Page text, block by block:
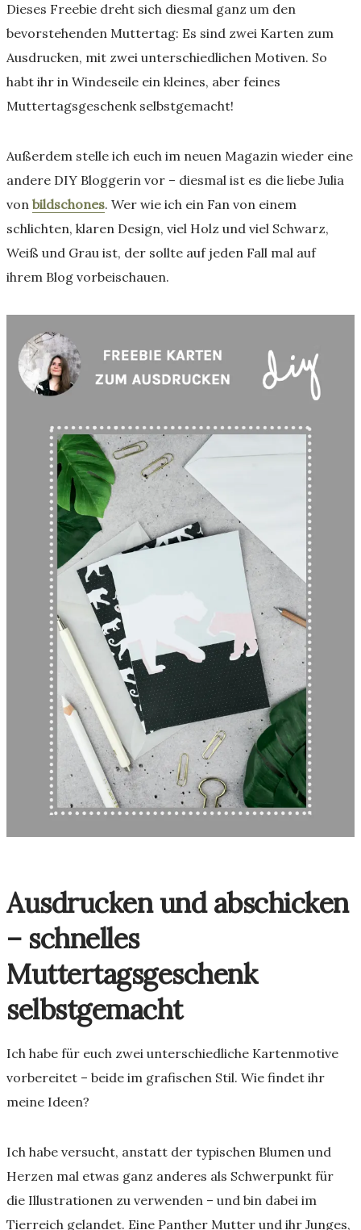
Dieses Freebie dreht sich diesmal ganz um den
bevorstehenden Muttertag: Es sind zwei Karten zum
Ausdrucken, mit zwei unterschiedlichen Motiven. So
habt ihr in Windeseile ein kleines, aber feines
Muttertagsgeschenk selbstgemacht!
Außerdem stelle ich euch im neuen Magazin wieder eine
andere DIY Bloggerin vor – diesmal ist es die liebe Julia
von bildschones. Wer wie ich ein Fan von einem
schlichten, klaren Design, viel Holz und viel Schwarz,
Weiß und Grau ist, der sollte auf jeden Fall mal auf
ihrem Blog vorbeischauen.
Ausdrucken und abschicken
– schnelles
Muttertagsgeschenk
selbstgemacht
Ich habe für euch zwei unterschiedliche Kartenmotive
vorbereitet – beide im grafischen Stil. Wie findet ihr
meine Ideen?
Ich habe versucht, anstatt der typischen Blumen und
Herzen mal etwas ganz anderes als Schwerpunkt für
die Illustrationen zu verwenden – und bin dabei im
Tierreich gelandet. Eine Panther Mutter und ihr Junges,